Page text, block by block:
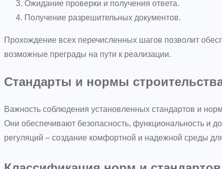
Ожидание проверки и получения ответа.
Получение разрешительных документов.
Прохождение всех перечисленных шагов позволит
возможные преграды на пути к реализации.
Стандарты и нормы
Важность соблюдения установленных стандартов и
Они обеспечивают безопасность, функциональность и
регуляций – создание комфортной и надежной среды